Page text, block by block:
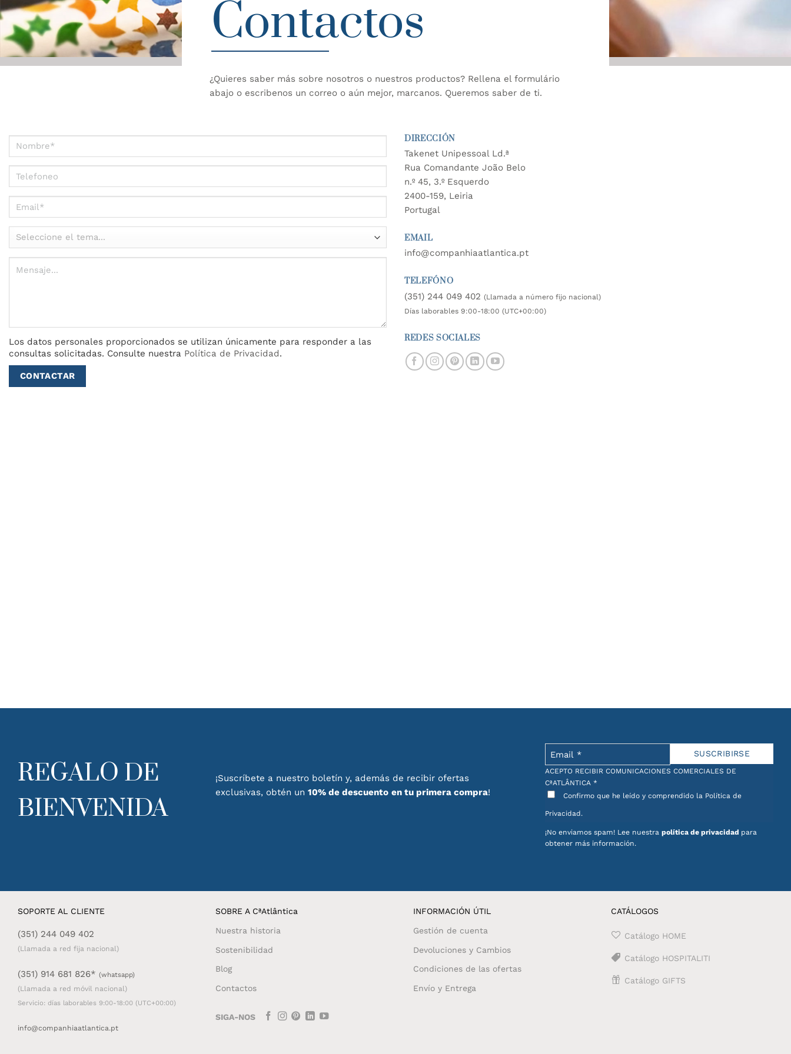
Contactos
¿Quieres saber más sobre nosotros o nuestros productos? Rellena el formulário
abajo o escribenos un correo o aún mejor, marcanos. Queremos saber de ti.
Los datos personales proporcionados se utilizan únicamente para responder a las
consultas solicitadas. Consulte nuestra Política de Privacidad.
DIRECCIÓN
Takenet Unipessoal Ld.ª
Rua Comandante João Belo
n.º 45, 3.º Esquerdo
2400-159, Leiria
Portugal
EMAIL
info@companhiaatlantica.pt
TELEFÓNO
(351) 244 049 402 (Llamada a número fijo nacional)
Días laborables 9:00-18:00 (UTC+00:00)
REDES SOCIALES
REGALO DE
BIENVENIDA
¡Suscríbete a nuestro boletín y, además de recibir ofertas
exclusivas, obtén un 10% de descuento en tu primera compra!
ACEPTO RECIBIR COMUNICACIONES COMERCIALES DE
CªATLÂNTICA *
Confirmo que he leído y comprendido la Política de
Privacidad.
¡No enviamos spam! Lee nuestra política de privacidad para
obtener más información.
SOPORTE AL CLIENTE
(351) 244 049 402
(Llamada a red fija nacional)
(351) 914 681 826* (whatsapp)
(Llamada a red móvil nacional)
Servicio: días laborables 9:00-18:00 (UTC+00:00)
info@companhiaatlantica.pt
SOBRE A CªAtlântica
Nuestra historia
Sostenibilidad
Blog
Contactos
SIGA-NOS
INFORMACIÓN ÚTIL
Gestión de cuenta
Devoluciones y Cambios
Condiciones de las ofertas
Envío y Entrega
CATÁLOGOS
Catálogo HOME
Catálogo HOSPITALITI
Catálogo GIFTS